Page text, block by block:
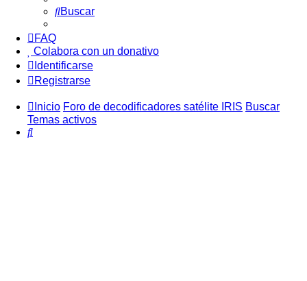
Buscar
FAQ
Colabora con un donativo
Identificarse
Registrarse
Inicio Foro de decodificadores satélite IRIS Buscar
Temas activos
Buscar